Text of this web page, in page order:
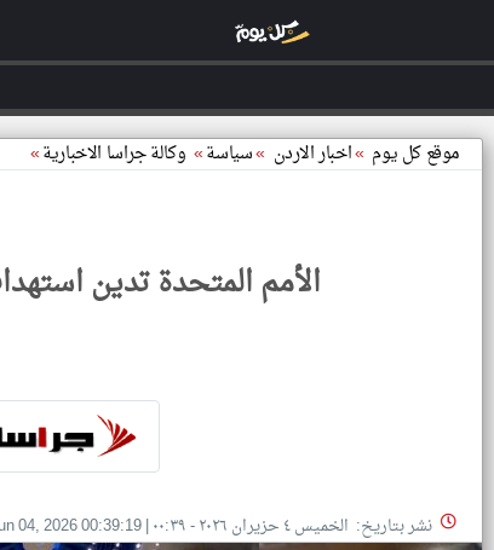
موقع كل يوم »اخبار الاردن »سياسة» وكالة جراسا الاخبارية»
الأمم المتحدة تدين
نشر بتاريخ: الخميس ٤ حزيران ٢٠٢٦ - ٠٠:٣٩ |
04, 2026 00:39:19